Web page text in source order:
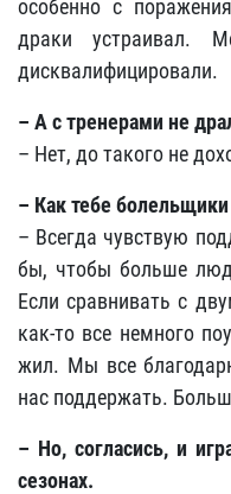
особенно с
драки устраивал.
дисквалифицировали.
– А с тренерами не
– Нет, до такого не
– Как тебе
– Всегда чувствую
бы, чтобы больше
Если сравнивать с
как-то все немного
жил. Мы все
нас поддержать.
– Но, согласись, и
сезонах.